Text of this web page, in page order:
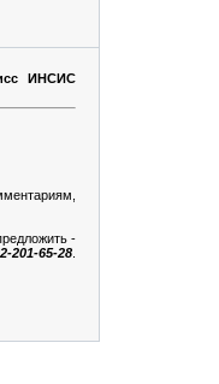
ИНСИС
-
201-65-28